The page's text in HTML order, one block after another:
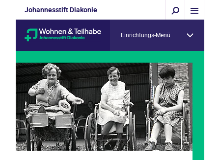
Johannesstift Diakonie
Einrichtungs-Menü